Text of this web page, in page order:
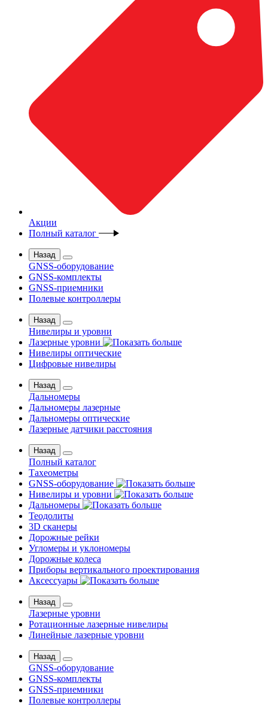
Акции
Полный каталог
Назад
GNSS-оборудование
GNSS-комплекты
GNSS-приемники
Полевые контроллеры
Назад
Нивелиры и уровни
Лазерные уровни
Нивелиры оптические
Цифровые нивелиры
Назад
Дальномеры
Дальномеры лазерные
Дальномеры оптические
Лазерные датчики расстояния
Назад
Полный каталог
Тахеометры
GNSS-оборудование
Нивелиры и уровни
Дальномеры
Теодолиты
3D сканеры
Дорожные рейки
Угломеры и уклономеры
Дорожные колеса
Приборы вертикального проектирования
Аксессуары
Назад
Лазерные уровни
Ротационные лазерные нивелиры
Линейные лазерные уровни
Назад
GNSS-оборудование
GNSS-комплекты
GNSS-приемники
Полевые контроллеры